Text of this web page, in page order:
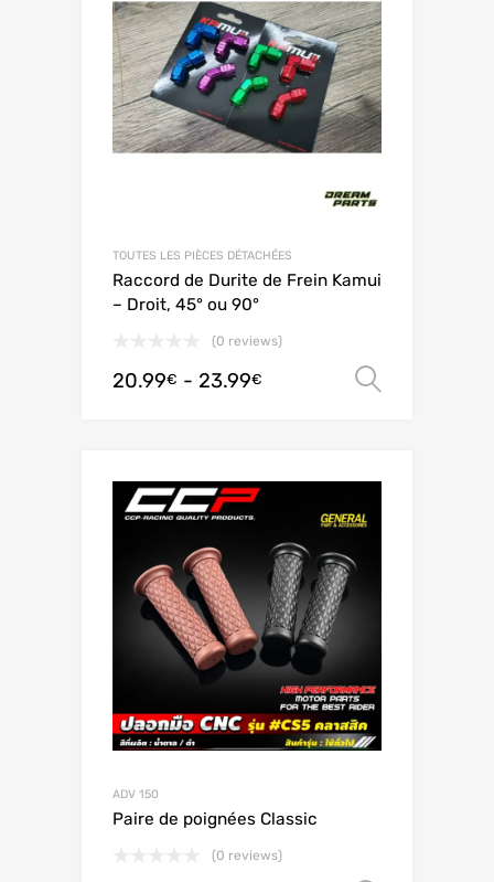
TOUTES LES PIÈCES DÉTACHÉES
Raccord de Durite de Frein Kamui
– Droit, 45° ou 90°
(0 reviews)
20.99€ - 23.99€
ADV 150
Paire de poignées Classic
(0 reviews)